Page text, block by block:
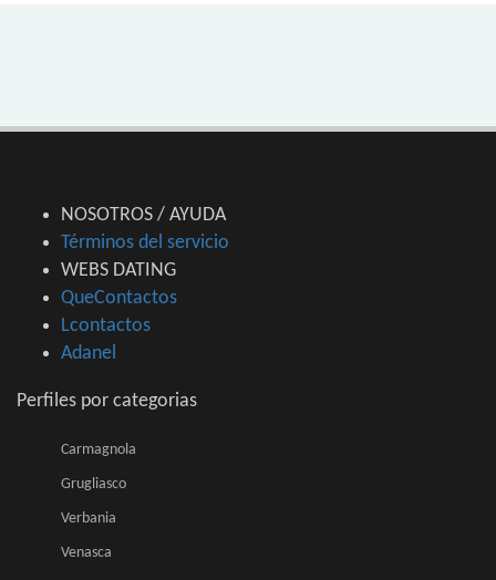
NOSOTROS / AYUDA
Términos del servicio
WEBS DATING
QueContactos
Lcontactos
Adanel
Perfiles por categorias
Carmagnola
Grugliasco
Verbania
Venasca